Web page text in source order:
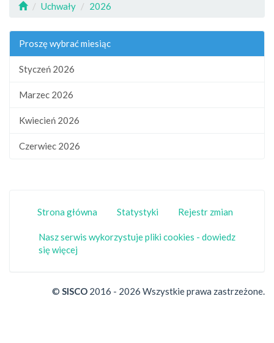
Uchwały 2026
Proszę wybrać miesiąc
Styczeń 2026
Marzec 2026
Kwiecień 2026
Czerwiec 2026
Strona główna Statystyki Rejestr zmian
Nasz serwis wykorzystuje pliki cookies - dowiedz
się więcej
© SISCO 2016 - 2026 Wszystkie prawa zastrzeżone.